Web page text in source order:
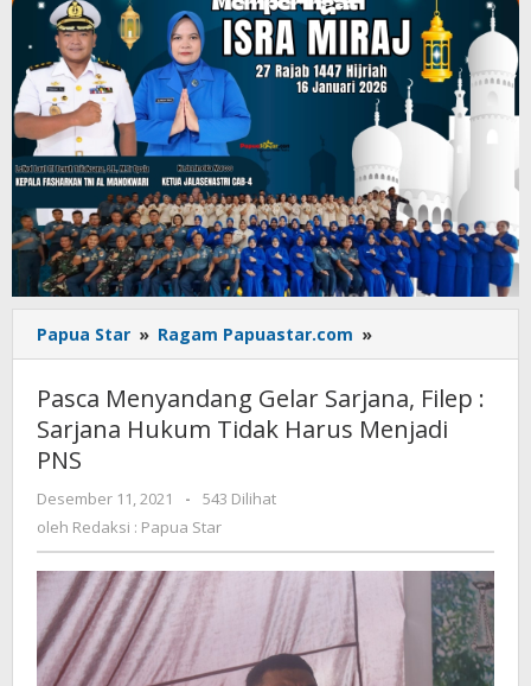
Papua Star » Ragam Papuastar.com »
Menyandang
Sarjana,
Filep
Harus
Menjadi
PNS
Pasca Menyandang Gelar Sarjana, Filep :
Sarjana Hukum Tidak Harus Menjadi
PNS
Desember 11, 2021
oleh
Redaksi
Star
-
543 Dilihat
oleh Redaksi : Papua Star